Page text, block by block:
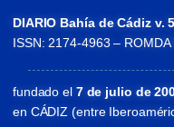
DIARIO Bahía de Cádiz v.
ISSN: 2174-4963 –
fundado el7 de julio de
en CÁDIZ (entre